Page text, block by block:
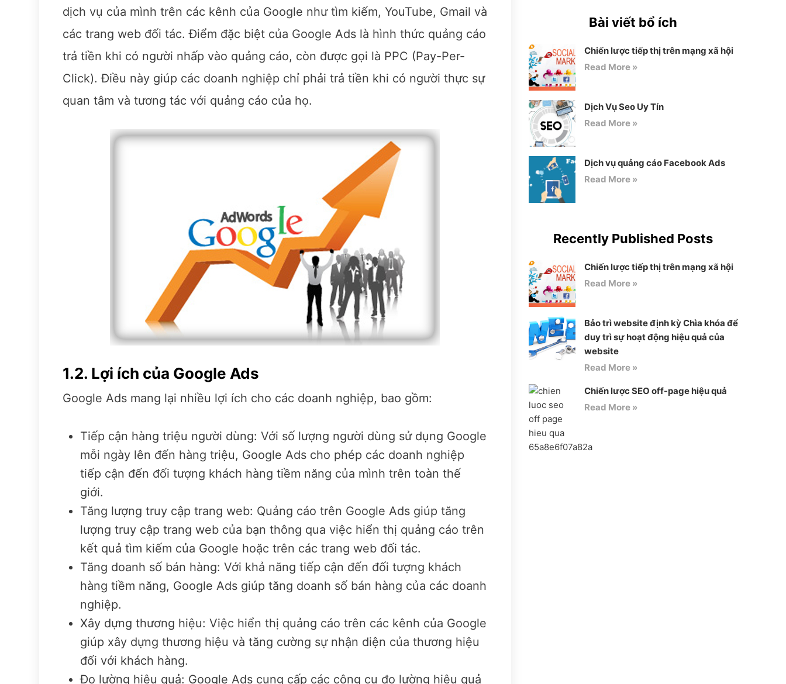
dịch vụ của mình trên các kênh của Google như tìm kiếm, YouTube, Gmail và
các trang web đối tác. Điểm đặc biệt của Google Ads là hình thức quảng cáo
trả tiền khi có người nhấp vào quảng cáo, còn được gọi là PPC (Pay-Per-
Click). Điều này giúp các doanh nghiệp chỉ phải trả tiền khi có người thực sự
quan tâm và tương tác với quảng cáo của họ.
1.2. Lợi ích của Google Ads
Google Ads mang lại nhiều lợi ích cho các doanh nghiệp, bao gồm:
Tiếp cận hàng triệu người dùng: Với số lượng người dùng sử dụng Google
mỗi ngày lên đến hàng triệu, Google Ads cho phép các doanh nghiệp
tiếp cận đến đối tượng khách hàng tiềm năng của mình trên toàn thế
giới.
Tăng lượng truy cập trang web: Quảng cáo trên Google Ads giúp tăng
lượng truy cập trang web của bạn thông qua việc hiển thị quảng cáo trên
kết quả tìm kiếm của Google hoặc trên các trang web đối tác.
Tăng doanh số bán hàng: Với khả năng tiếp cận đến đối tượng khách
hàng tiềm năng, Google Ads giúp tăng doanh số bán hàng của các doanh
nghiệp.
Xây dựng thương hiệu: Việc hiển thị quảng cáo trên các kênh của Google
giúp xây dựng thương hiệu và tăng cường sự nhận diện của thương hiệu
đối với khách hàng.
Đo lường hiệu quả: Google Ads cung cấp các công cụ đo lường hiệu quả
Bài viết bổ ích
Chiến lược tiếp thị trên mạng xã hội
Read More »
Dịch Vụ Seo Uy Tín
Read More »
Dịch vụ quảng cáo Facebook Ads
Read More »
Recently Published Posts
Chiến lược tiếp thị trên mạng xã hội
Read More »
Bảo trì website định kỳ Chìa khóa để
duy trì sự hoạt động hiệu quả của
website
Read More »
Chiến lược SEO off-page hiệu quả
Read More »